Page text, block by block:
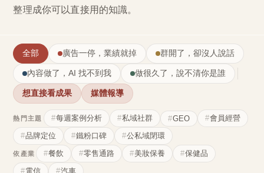
整理成你可以直接用的知識。
全部 廣告一停，業績就掉 群開了，卻沒人說話
內容做了，AI 找不到我 做很久了，說不清你是誰
想直接看成果 媒體報導
熱門主題 每週案例分析 私域社群 GEO
會員經營
品牌定位
鐵粉口碑 公私域閉環
依產業 餐飲 零售通路 美妝保養
保健品
電信
汽車